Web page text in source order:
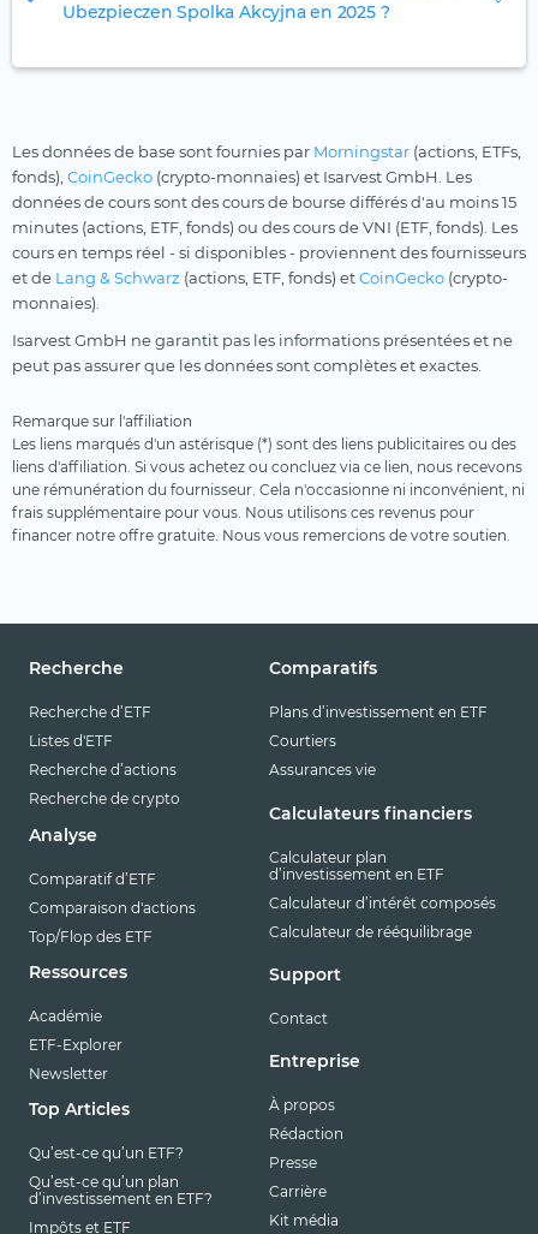
Ubezpieczen Spolka Akcyjna en 2025 ?
Les données de base sont fournies par Morningstar (actions, ETFs,
fonds), CoinGecko (crypto-monnaies) et Isarvest GmbH. Les
données de cours sont des cours de bourse différés d'au moins 15
minutes (actions, ETF, fonds) ou des cours de VNI (ETF, fonds). Les
cours en temps réel - si disponibles - proviennent des fournisseurs
et de Lang & Schwarz (actions, ETF, fonds) etCoinGecko (crypto-
monnaies).
Isarvest GmbH ne garantit pas les informations présentées et ne
peut pas assurer que les données sont complètes et exactes.
Remarque sur l'affiliation
Les liens marqués d'un astérisque (*) sont des liens publicitaires ou des
liens d'affiliation. Si vous achetez ou concluez via ce lien, nous recevons
une rémunération du fournisseur. Cela n'occasionne ni inconvénient, ni
frais supplémentaire pour vous. Nous utilisons ces revenus pour
financer notre offre gratuite. Nous vous remercions de votre soutien.
Recherche
Recherche d’ETF
Listes d'ETF
Recherche d’actions
Recherche de crypto
Analyse
Comparatif d’ETF
Comparaison d'actions
Top/Flop des ETF
Ressources
Académie
ETF-Explorer
Newsletter
Top Articles
Qu’est-ce qu’un ETF?
Qu’est-ce qu’un plan
d’investissement en ETF?
Impôts et ETF
Comparatifs
Plans d’investissement en ETF
Courtiers
Assurances vie
Calculateurs financiers
Calculateur plan
d’investissement en ETF
Calculateur d’intérêt composés
Calculateur de rééquilibrage
Support
Contact
Entreprise
À propos
Rédaction
Presse
Carrière
Kit média